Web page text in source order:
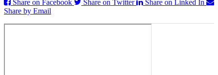
Share on Facebook
Share on Twitter
Share on Linked In
Share by Email